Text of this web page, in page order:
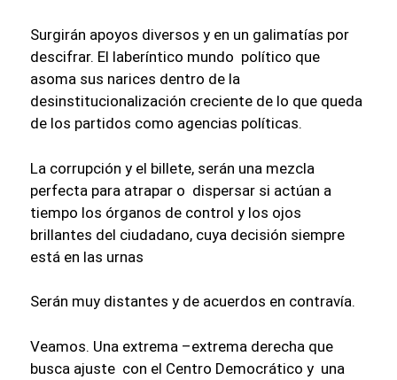
Surgirán apoyos diversos y en un galimatías por
descifrar. El laberíntico mundo político que
asoma sus narices dentro de la
desinstitucionalización creciente de lo que queda
de los partidos como agencias políticas.
La corrupción y el billete, serán una mezcla
perfecta para atrapar o dispersar si actúan a
tiempo los órganos de control y los ojos
brillantes del ciudadano, cuya decisión siempre
está en las urnas
Serán muy distantes y de acuerdos en contravía.
Veamos. Una extrema –extrema derecha que
busca ajuste con el Centro Democrático y una